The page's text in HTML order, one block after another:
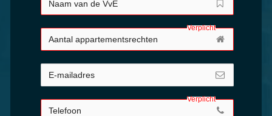
Verplicht
Verplicht